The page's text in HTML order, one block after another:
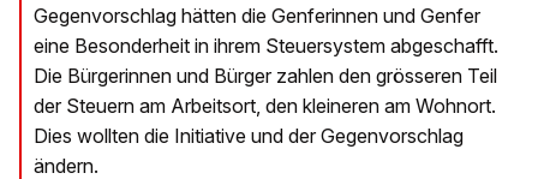
Gegenvorschlag hätten die Genferinnen und Genfer
eine Besonderheit in ihrem Steuersystem abgeschafft.
Die Bürgerinnen und Bürger zahlen den grösseren Teil
der Steuern am Arbeitsort, den kleineren am Wohnort.
Dies wollten die Initiative und der Gegenvorschlag
ändern.